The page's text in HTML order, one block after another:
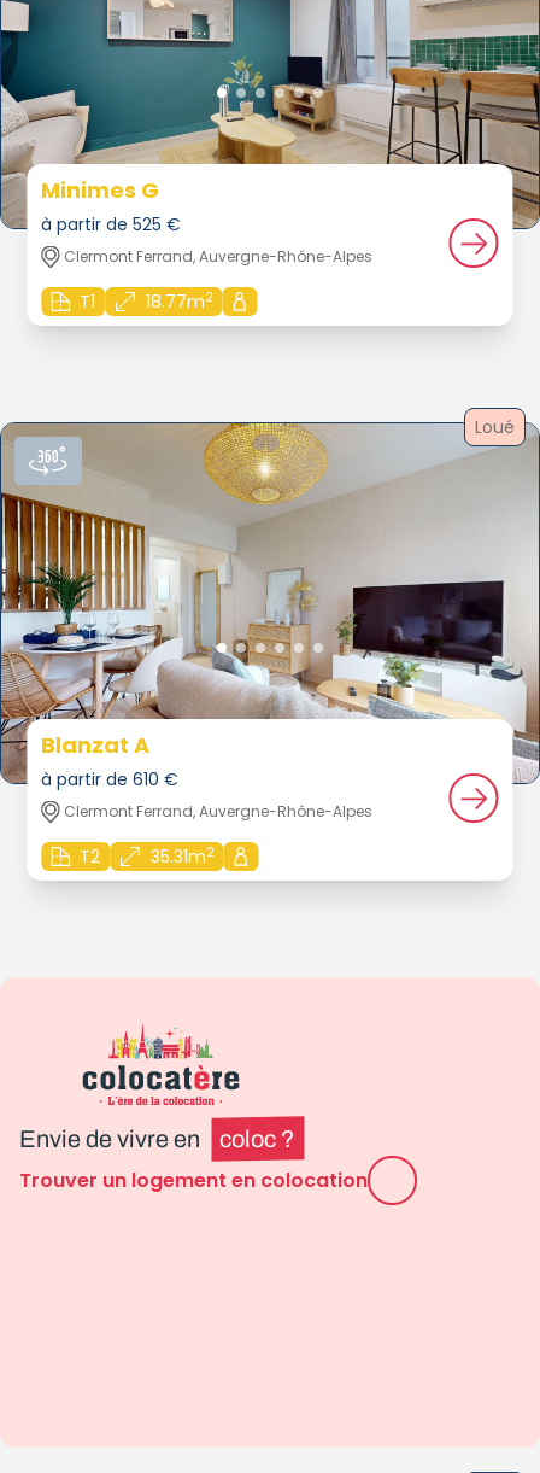
Minimes G
à partir de 525 €
Clermont Ferrand, Auvergne-Rhône-Alpes
T1 18.77m2
Loué
Blanzat A
à partir de 610 €
Clermont Ferrand, Auvergne-Rhône-Alpes
T2 35.31m2
Envie de vivre en coloc ?
Trouver un logement en colocation